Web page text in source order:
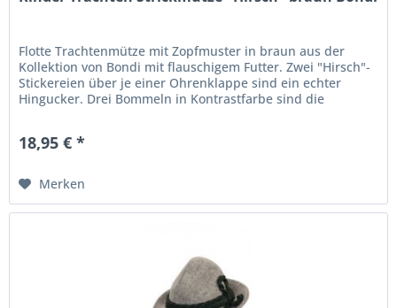
Flotte Trachtenmütze mit Zopfmuster in braun aus der
Kollektion von Bondi mit flauschigem Futter. Zwei "Hirsch"-
Stickereien über je einer Ohrenklappe sind ein echter
Hingucker. Drei Bommeln in Kontrastfarbe sind die
18,95 € *
Merken